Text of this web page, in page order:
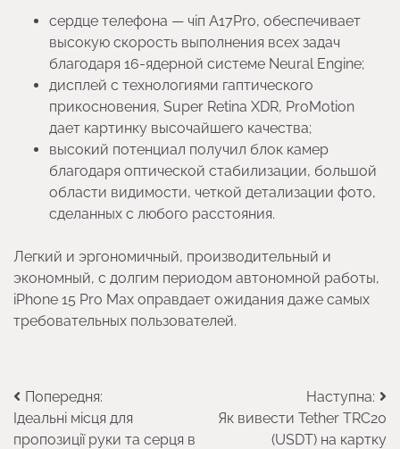
сердце телефона — чіп A17Pro, обеспечивает
высокую скорость выполнения всех задач
благодаря 16-ядерной системе Neural Engine;
дисплей с технологиями гаптического
прикосновения, Super Retina XDR, ProMotion
дает картинку высочайшего качества;
высокий потенциал получил блок камер
благодаря оптической стабилизации, большой
области видимости, четкой детализации фото,
сделанных с любого расстояния.
Легкий и эргономичный, производительный и
экономный, с долгим периодом автономной работы,
iPhone 15 Pro Max оправдает ожидания даже самых
требовательных пользователей.
Навігація
записів
Попередня:
Ідеальні місця для
пропозиції руки та серця в
Наступна:
Як вивести Tether TRC20
(USDT) на картку